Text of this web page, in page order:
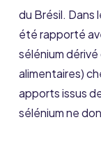
du Brésil. Dans
été rapporté
sélénium
alimentaires)
apports issus
sélénium ne